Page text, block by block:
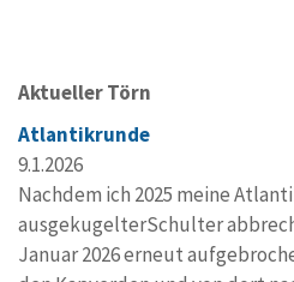
Aktueller Törn
Atlantikrunde
9.1.2026
Nachdem ich 2025 meine
ausgekugelterSchulter
Januar 2026 erneut